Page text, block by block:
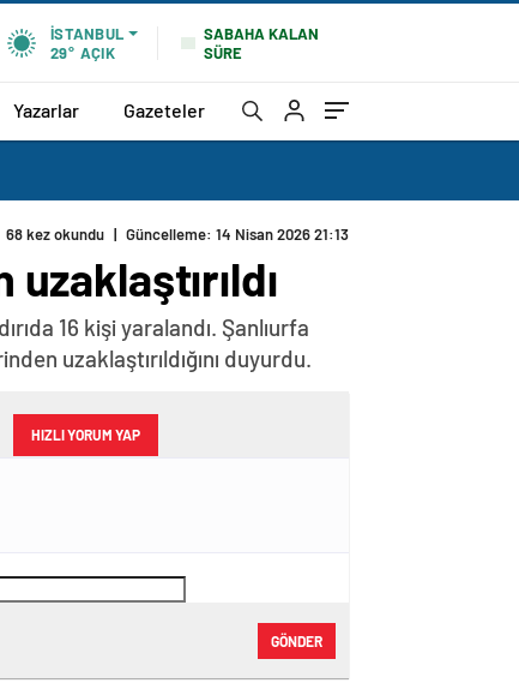
İSTANBUL
29° AÇIK
SABAHA KALAN
SÜRE
Yazarlar Gazeteler
68 kez okundu | Güncelleme: 14 Nisan 2026 21:13
16 kişi yaralandı. Şanlıurfa
uzaklaştırıldığını duyurdu.
HIZLI YORUM YAP
GÖNDER